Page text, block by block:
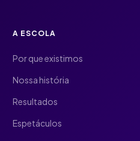
A ESCOLA
Por que existimos
Nossa história
Resultados
Espetáculos